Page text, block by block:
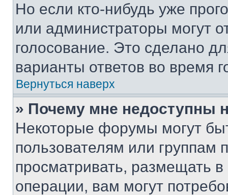
Но если кто-нибудь уже
или администраторы могут
голосование. Это сделано
варианты ответов во время
Вернуться наверх
» Почему мне недоступны
Некоторые форумы могут
пользователям или группам
просматривать, размещать
операции, вам могут